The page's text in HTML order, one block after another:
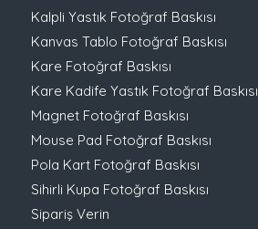
Kalpli Yastık Fotoğraf Baskısı
Kanvas Tablo Fotoğraf Baskısı
Kare Fotoğraf Baskısı
Kare Kadife Yastık Fotoğraf Baskısı
Magnet Fotoğraf Baskısı
Mouse Pad Fotoğraf Baskısı
Pola Kart Fotoğraf Baskısı
Sihirli Kupa Fotoğraf Baskısı
Sipariş Verin